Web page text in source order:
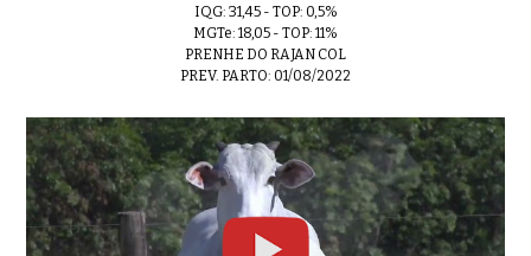
IQG: 31,45 - TOP: 0,5%
MGTe: 18,05 - TOP: 11%
PRENHE DO RAJAN COL
PREV. PARTO: 01/08/2022